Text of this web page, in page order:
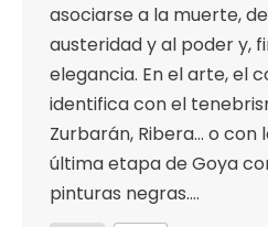
asociarse a la muerte,
austeridad y al poder y,
elegancia. En el arte, el
identifica con el
Zurbarán, Ribera… o con
última etapa de Goya
pinturas negras.…